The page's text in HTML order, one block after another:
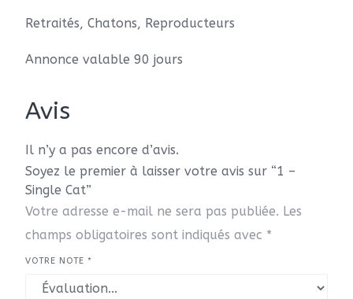
Retraités, Chatons, Reproducteurs
Annonce valable 90 jours
Avis
Il n’y a pas encore d’avis.
Soyez le premier à laisser votre avis sur “1 –
Single Cat”
Votre adresse e-mail ne sera pas publiée. Les
champs obligatoires sont indiqués avec *
VOTRE NOTE *